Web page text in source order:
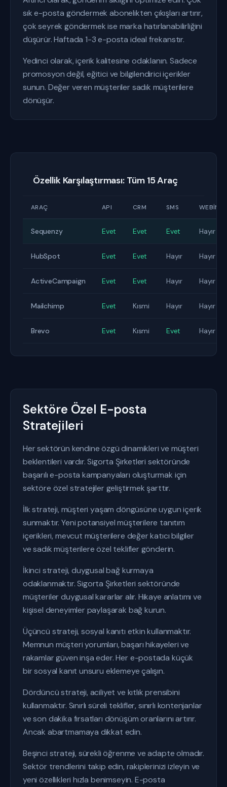
sık e-posta göndermek abonelikten çıkışları artırır,
çok seyrek göndermek ise marka hatırlanabilirliğini
düşürür. Haftada 1-3 e-posta ideal frekanstır.
Yedinci olarak, içerik kalitesine odaklanın. Sadece
promosyon değil, eğitici ve bilgilendirici içerikler
sunun. Değer veren müşteriler sadık müşterilere
dönüşür.
Özellik Karşılaştırması: Tüm 15 Araç
ARAÇ API CRM SMS WEBINAR
Sequenzy Evet Evet Evet Hayır
HubSpot Evet Evet Hayır Hayır
ActiveCampaign Evet Evet Hayır Hayır
Mailchimp Evet Kısmi Hayır Hayır
Brevo Evet Kısmi Evet Hayır
Sektöre Özel E-posta
Stratejileri
Her sektörün kendine özgü dinamikleri ve müşteri
beklentileri vardır. Sigorta Şirketleri sektöründe
başarılı e-posta kampanyaları oluşturmak için
sektöre özel stratejiler geliştirmek şarttır.
İlk strateji, müşteri yaşam döngüsüne uygun içerik
sunmaktır. Yeni potansiyel müşterilere tanıtım
içerikleri, mevcut müşterilere değer katıcı bilgiler
ve sadık müşterilere özel teklifler gönderin.
İkinci strateji, duygusal bağ kurmaya
odaklanmaktır. Sigorta Şirketleri sektöründe
müşteriler duygusal kararlar alır. Hikaye anlatımı ve
kişisel deneyimler paylaşarak bağ kurun.
Üçüncü strateji, sosyal kanıtı etkin kullanmaktır.
Memnun müşteri yorumları, başarı hikayeleri ve
rakamlar güven inşa eder. Her e-postada küçük
bir sosyal kanıt unsuru eklemeye çalışın.
Dördüncü strateji, aciliyet ve kıtlık prensibini
kullanmaktır. Sınırlı süreli teklifler, sınırlı kontenjanlar
ve son dakika fırsatları dönüşüm oranlarını artırır.
Ancak abartmamaya dikkat edin.
Beşinci strateji, sürekli öğrenme ve adapte olmadır.
Sektör trendlerini takip edin, rakiplerinizi izleyin ve
yeni özellikleri hızla benimseyin. E-posta